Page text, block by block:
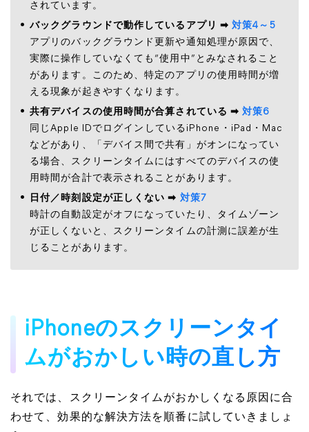
されています。
バックグラウンドで動作しているアプリ ➡対策4～5
アプリのバックグラウンド更新や通知処理が原因で、
実際に操作していなくても“使用中”とみなされること
があります。このため、特定のアプリの使用時間が増
える現象が起きやすくなります。
共有デバイスの使用時間が合算されている ➡対策6
同じApple IDでログインしているiPhone・iPad・Mac
などがあり、「デバイス間で共有」がオンになってい
る場合、スクリーンタイムにはすべてのデバイスの使
用時間が合計で表示されることがあります。
日付／時刻設定が正しくない ➡ 対策7
時計の自動設定がオフになっていたり、タイムゾーン
が正しくないと、スクリーンタイムの計測に誤差が生
じることがあります。
iPhoneのスクリーンタイ
ムがおかしい時の直し方
それでは、スクリーンタイムがおかしくなる原因に合
わせて、効果的な解決方法を順番に試していきましょ